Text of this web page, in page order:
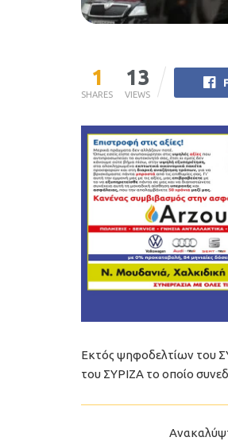
1
SHARES
13
VIEWS
Eκτός ψηφοδελτίων του
του ΣΥΡΙΖΑ το οποίο